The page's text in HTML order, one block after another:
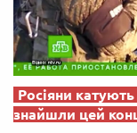
Росіяни катують
знайшли цей